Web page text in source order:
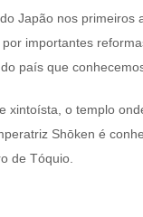
Japão nos primeiros
importantes
país que
xintoísta, o templo
Shōken é
de Tóquio.